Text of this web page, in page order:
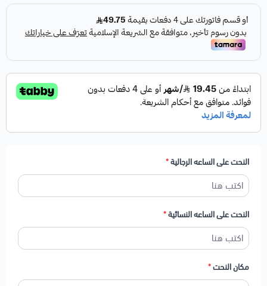
النحت على الساعه الرجالية*
النحت على الساعه النسائية*
مكان النحت*